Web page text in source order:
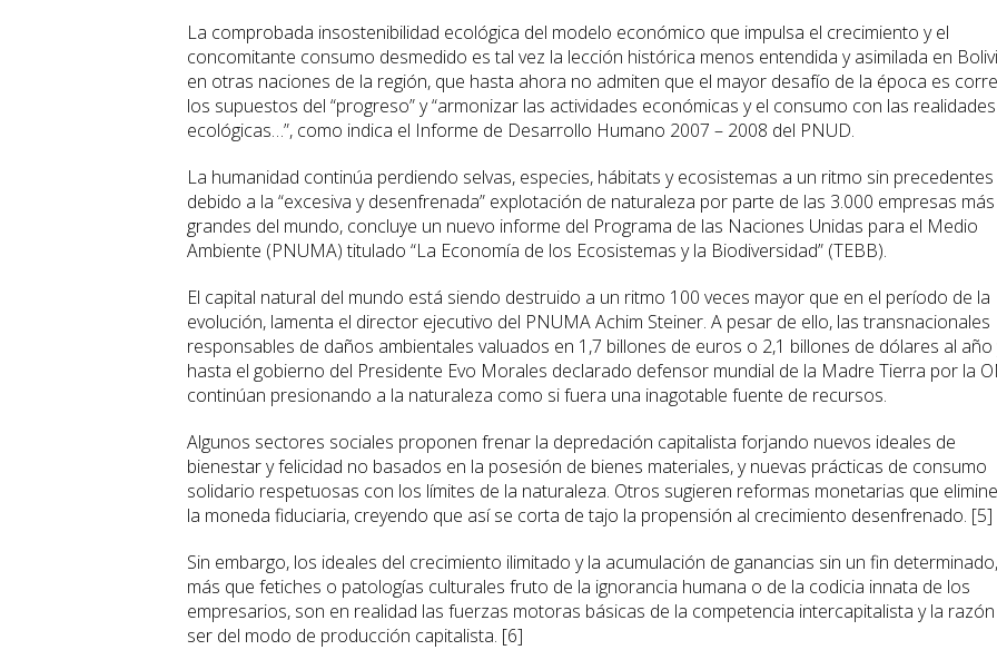
La comprobada insostenibilidad ecológica del modelo económico que impulsa el crecimiento y el
concomitante consumo desmedido es tal vez la lección histórica menos entendida y asimilada en
en otras naciones de la región, que hasta ahora no admiten que el mayor desafío de la época es
los supuestos del “progreso” y “armonizar las actividades económicas y el consumo con las realidades
ecológicas…”, como indica el Informe de Desarrollo Humano 2007 – 2008 del PNUD.
La humanidad continúa perdiendo selvas, especies, hábitats y ecosistemas a un ritmo sin precedentes
debido a la “excesiva y desenfrenada” explotación de naturaleza por parte de las 3.000 empresas más
grandes del mundo, concluye un nuevo informe del Programa de las Naciones Unidas para el Medio
Ambiente (PNUMA) titulado “La Economía de los Ecosistemas y la Biodiversidad” (TEBB).
El capital natural del mundo está siendo destruido a un ritmo 100 veces mayor que en el período de la
evolución, lamenta el director ejecutivo del PNUMA Achim Steiner. A pesar de ello, las transnacionales
responsables de daños ambientales valuados en 1,7 billones de euros o 2,1 billones de dólares al año
hasta el gobierno del Presidente Evo Morales declarado defensor mundial de la Madre Tierra por la
continúan presionando a la naturaleza como si fuera una inagotable fuente de recursos.
Algunos sectores sociales proponen frenar la depredación capitalista forjando nuevos ideales de
bienestar y felicidad no basados en la posesión de bienes materiales, y nuevas prácticas de consumo
solidario respetuosas con los límites de la naturaleza. Otros sugieren reformas monetarias que
la moneda fiduciaria, creyendo que así se corta de tajo la propensión al crecimiento desenfrenado. [5]
Sin embargo, los ideales del crecimiento ilimitado y la acumulación de ganancias sin un fin determinado,
más que fetiches o patologías culturales fruto de la ignorancia humana o de la codicia innata de los
empresarios, son en realidad las fuerzas motoras básicas de la competencia intercapitalista y la
ser del modo de producción capitalista. [6]